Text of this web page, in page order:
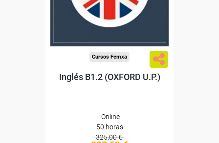
Diploma
Cursos Femxa
Inglés B1.2 (OXFORD U.P.)
Online
50 horas
325,00 €